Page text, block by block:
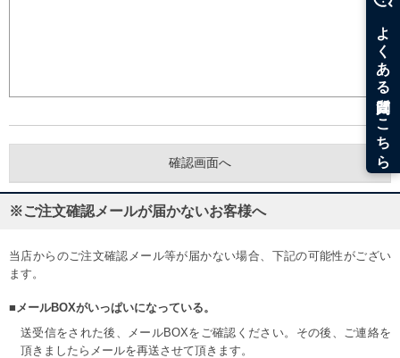
※ご注文確認メールが届かないお客様へ
当店からのご注文確認メール等が届かない場合、下記の可能性がござい
ます。
■メールBOXがいっぱいになっている。
送受信をされた後、メールBOXをご確認ください。その後、ご連絡を
頂きましたらメールを再送させて頂きます。